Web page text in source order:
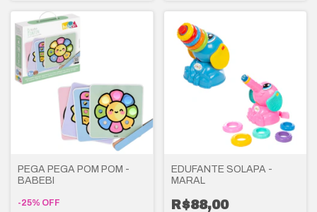
PEGA PEGA POM POM -
BABEBI
-25% OFF
EDUFANTE SOLAPA -
MARAL
R$88,00